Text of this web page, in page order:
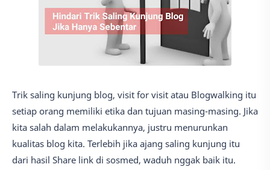
Trik saling kunjung blog, visit for visit atau Blogwalking itu
setiap orang memiliki etika dan tujuan masing-masing. Jika
kita salah dalam melakukannya, justru menurunkan
kualitas blog kita. Terlebih jika ajang saling kunjung itu
dari hasil Share link di sosmed, waduh nggak baik itu.